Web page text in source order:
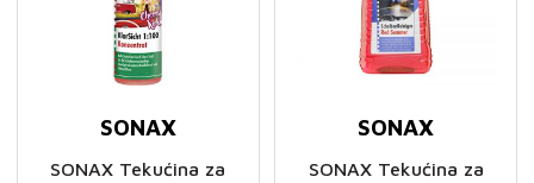
SONAX
SONAX Tekućina za
SONAX
SONAX Tekućina za